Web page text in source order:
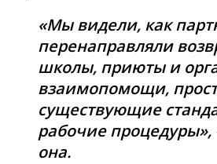
«Мы видели, как
перенаправляли
школы, приюты и
взаимопомощи,
существующие
рабочие
она.